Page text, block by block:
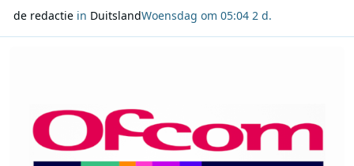
de redactiein DuitslandWoensdag om 05:04 2 d.